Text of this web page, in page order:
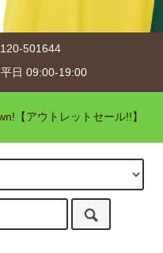
501644
日 09:00-19:00
【アウトレットセール!!】